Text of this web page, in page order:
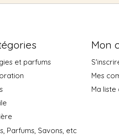
et parfums
Parfums, Savons, etc
Mon
Mes
Ma liste